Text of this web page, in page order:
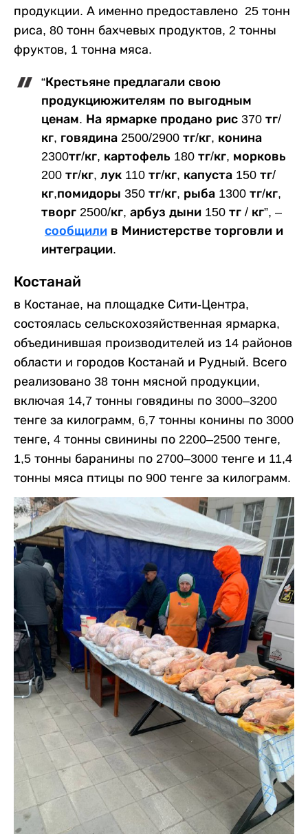
продукции. А именно предоставлено 25 тонн
риса, 80 тонн бахчевых продуктов, 2 тонны
фруктов, 1 тонна мяса.
“Крестьяне предлагали свою
продукциюжителям по выгодным
ценам. На ярмарке продано рис 370 тг/
кг, говядина 2500/2900 тг/кг, конина
2300тг/кг, картофель 180 тг/кг, морковь
200 тг/кг, лук 110 тг/кг, капуста 150 тг/
кг,помидоры 350 тг/кг, рыба 1300 тг/кг,
творг 2500/кг, арбуз дыни 150 тг / кг”, –
сообщили в Министерстве торговли и
интеграции.
Костанай
в Костанае, на площадке Сити-Центра,
состоялась сельскохозяйственная ярмарка,
объединившая производителей из 14 районов
области и городов Костанай и Рудный. Всего
реализовано 38 тонн мясной продукции,
включая 14,7 тонны говядины по 3000–3200
тенге за килограмм, 6,7 тонны конины по 3000
тенге, 4 тонны свинины по 2200–2500 тенге,
1,5 тонны баранины по 2700–3000 тенге и 11,4
тонны мяса птицы по 900 тенге за килограмм.